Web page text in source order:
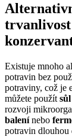
Existuje mnoho
potravin bez
potraviny, což je
můžete použít sůl
rozvoji
balenínebo
potravin dlouhou